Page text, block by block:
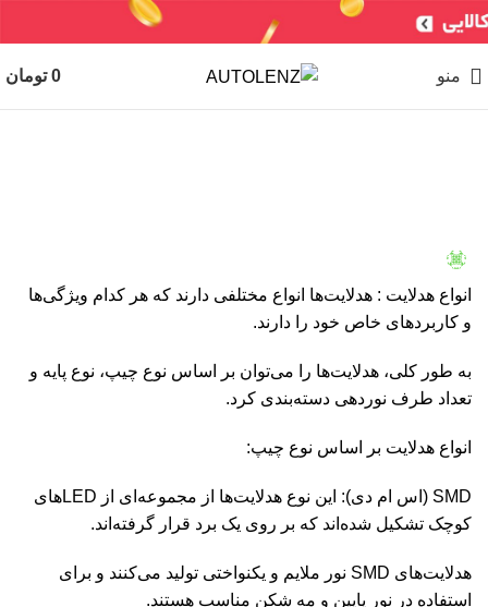
منو 0 تومان
انواع هدلایت : هدلایت‌ها انواع مختلفی دارند که هر کدام ویژگی‌ها
و کاربردهای خاص خود را دارند.
به طور کلی، هدلایت‌ها را می‌توان بر اساس نوع چیپ، نوع پایه و
تعداد طرف نوردهی دسته‌بندی کرد.
انواع هدلایت بر اساس نوع چیپ:
SMD (اس ام دی): این نوع هدلایت‌ها از مجموعه‌ای از LEDهای
کوچک تشکیل شده‌اند که بر روی یک برد قرار گرفته‌اند.
هدلایت‌های SMD نور ملایم و یکنواختی تولید می‌کنند و برای
استفاده در نور پایین و مه شکن مناسب هستند.
05
29
07
29
20
13
06
26
19
25
21
08